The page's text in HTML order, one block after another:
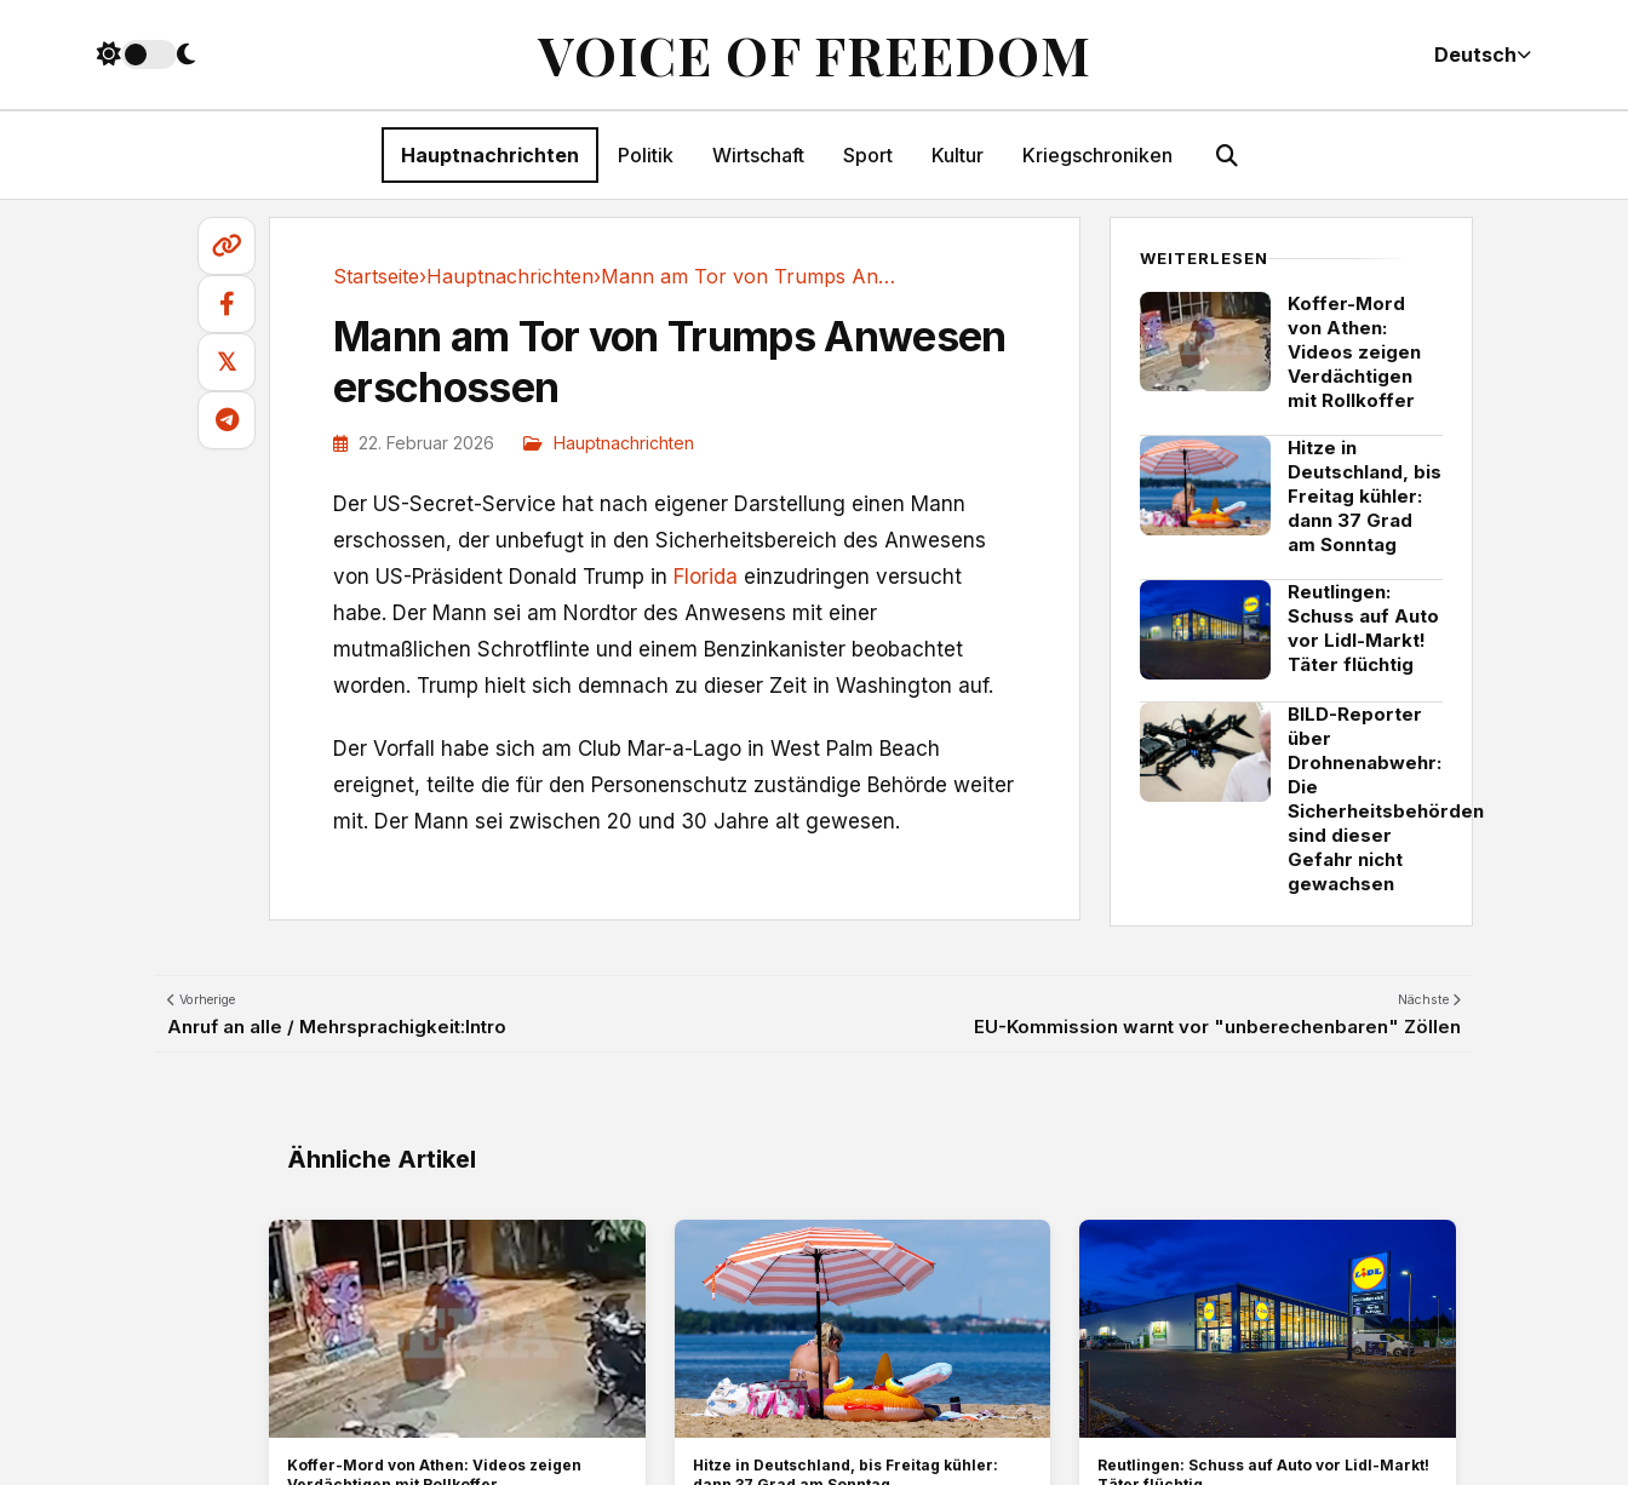
VOICE OF FREEDOM Deutsch
Hauptnachrichten Politik Wirtschaft Sport Kultur Kriegschroniken
𝕏
Startseite›Hauptnachrichten› Mann am Tor von Trumps Anwesen erschossen
Mann am Tor von Trumps Anwesen
erschossen
22. Februar 2026 Hauptnachrichten
Der US-Secret-Service hat nach eigener Darstellung einen ​Mann
erschossen, der ⁠unbefugt in den ​Sicherheitsbereich des Anwesens
‌von US-Präsident ⁠Donald ​Trump in Florida einzudringen versucht
habe. Der Mann sei am Nordtor des Anwesens mit einer
mutmaßlichen Schrotflinte und einem Benzinkanister beobachtet
worden. Trump ​hielt sich demnach zu dieser Zeit in Washington auf.
Der Vorfall habe sich am Club ⁠Mar-a-Lago ​in West ‌Palm Beach
‌ereignet, teilte die für ​den Personenschutz zuständige Behörde weiter
​mit. Der Mann sei zwischen 20 und 30 ‌Jahre alt ​gewesen.
WEITERLESEN
Koffer-Mord
von Athen:
Videos zeigen
Verdächtigen
mit Rollkoffer
Hitze in
Deutschland, bis
Freitag kühler:
dann 37 Grad
am Sonntag
Reutlingen:
Schuss auf Auto
vor Lidl-Markt!
Täter flüchtig
BILD-Reporter
über
Drohnenabwehr:
Die
Sicherheitsbehörden
sind dieser
Gefahr nicht
gewachsen
Vorherige
Anruf an alle / Mehrsprachigkeit:Intro
Nächste
EU-Kommission warnt vor "unberechenbaren" Zöllen
Ähnliche Artikel
Koffer-Mord von Athen: Videos zeigen
Hitze in Deutschland, bis Freitag kühler:
Reutlingen: Schuss auf Auto vor Lidl-Markt!